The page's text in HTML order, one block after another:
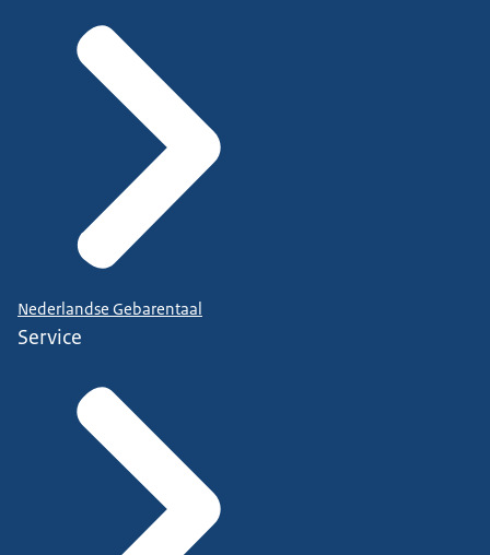
Nederlandse Gebarentaal
Service